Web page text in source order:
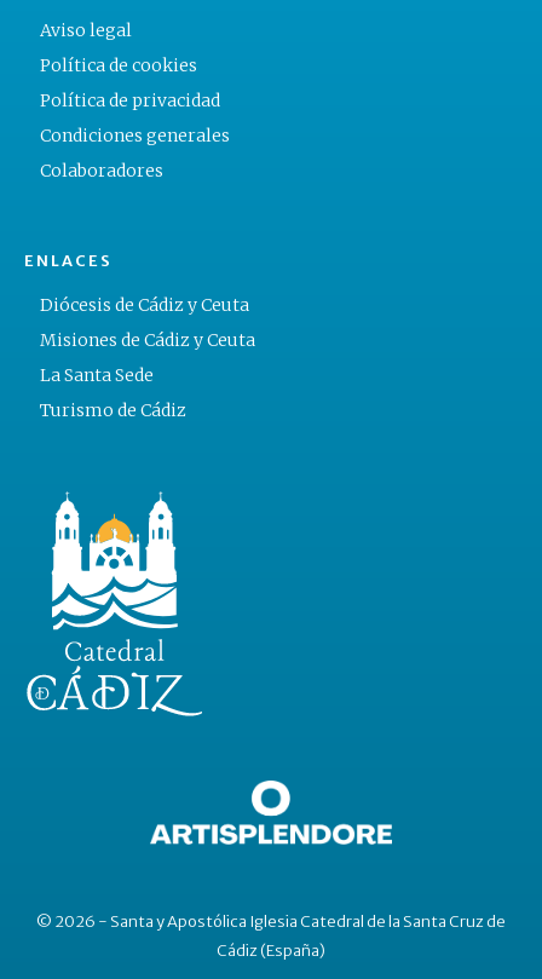
Aviso legal
Política de cookies
Política de privacidad
Condiciones generales
Colaboradores
ENLACES
Diócesis de Cádiz y Ceuta
Misiones de Cádiz y Ceuta
La Santa Sede
Turismo de Cádiz
© 2026 - Santa y Apostólica Iglesia Catedral de la Santa Cruz de
Cádiz (España)